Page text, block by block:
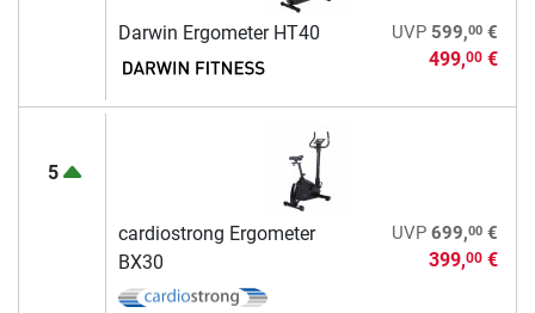
Darwin Ergometer HT40 UVP 599,00€
499,00€
5
cardiostrong Ergometer
BX30
UVP 699,00€
399,00€